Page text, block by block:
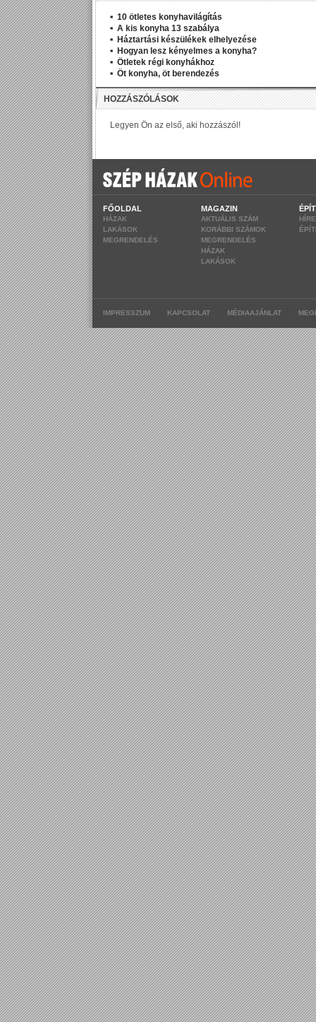
10 ötletes konyhavilágítás
A kis konyha 13 szabálya
Háztartási készülékek elhelyezése
Hogyan lesz kényelmes a konyha?
Ötletek régi konyhákhoz
Öt konyha, öt berendezés
FŐOLDAL
HÁZAK
LAKÁSOK
MEGRENDELÉS
MAGAZIN
AKTUÁLIS SZÁM
KORÁBBI SZÁMOK
MEGRENDELÉS
HÁZAK
LAKÁSOK
IMPRESSZUM KAPCSOLAT MÉDIAAJÁNLAT